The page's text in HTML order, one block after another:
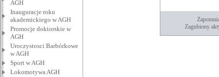
AGH
Inauguracje roku
akademickiego w AGH
Promocje doktorskie w
AGH
Uroczystosci Barbórkowe
w AGH
Sport w AGH
Lokomotywa AGH
Zagubiony